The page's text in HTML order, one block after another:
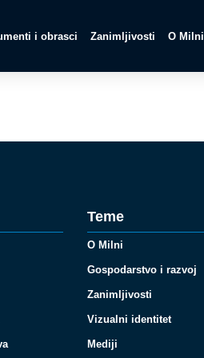
i obrasci Zanimljivosti O Milni
Teme
O Milni
Gospodarstvo i razvoj
Zanimljivosti
Vizualni identitet
Mediji